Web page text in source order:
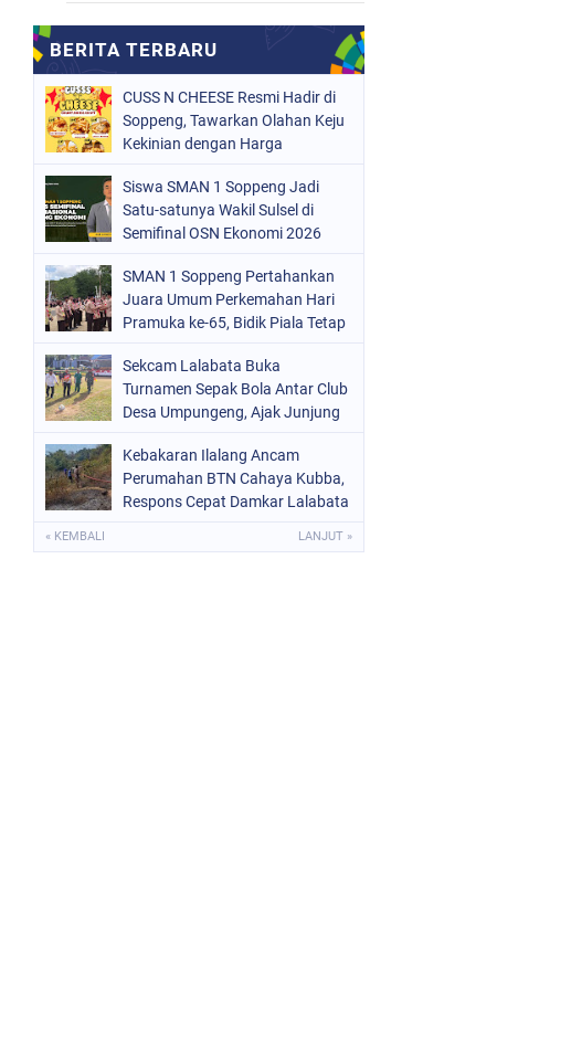
MAKASSAR
(1021)
ORGANISASI (184)
PERISTIWA
POLITIK
POLRI
SULSEL (846)
CUSS N CHEESE Resmi Hadir di
Soppeng, Tawarkan Olahan Keju
Kekinian dengan Harga
Siswa SMAN 1 Soppeng Jadi
Satu-satunya Wakil Sulsel di
Semifinal OSN Ekonomi 2026
SMAN 1 Soppeng Pertahankan
Juara Umum Perkemahan Hari
Pramuka ke-65, Bidik Piala Tetap
Sekcam Lalabata Buka
Turnamen Sepak Bola Antar Club
Desa Umpungeng, Ajak Junjung
Kebakaran Ilalang Ancam
Perumahan BTN Cahaya Kubba,
Respons Cepat Damkar Lalabata
« KEMBALI LANJUT »